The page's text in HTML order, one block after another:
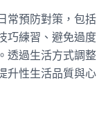
常預防對策，包括
巧練習、避免過度
透過生活方式調整
升性生活品質與心